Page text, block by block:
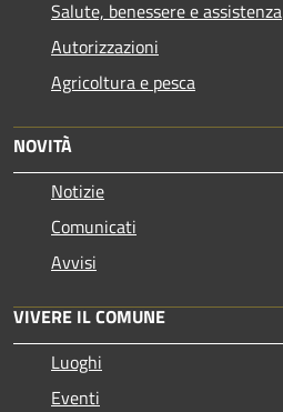
Salute, benessere e assistenza
Autorizzazioni
Agricoltura e pesca
NOVITÀ
Notizie
Comunicati
Avvisi
VIVERE IL COMUNE
Luoghi
Eventi